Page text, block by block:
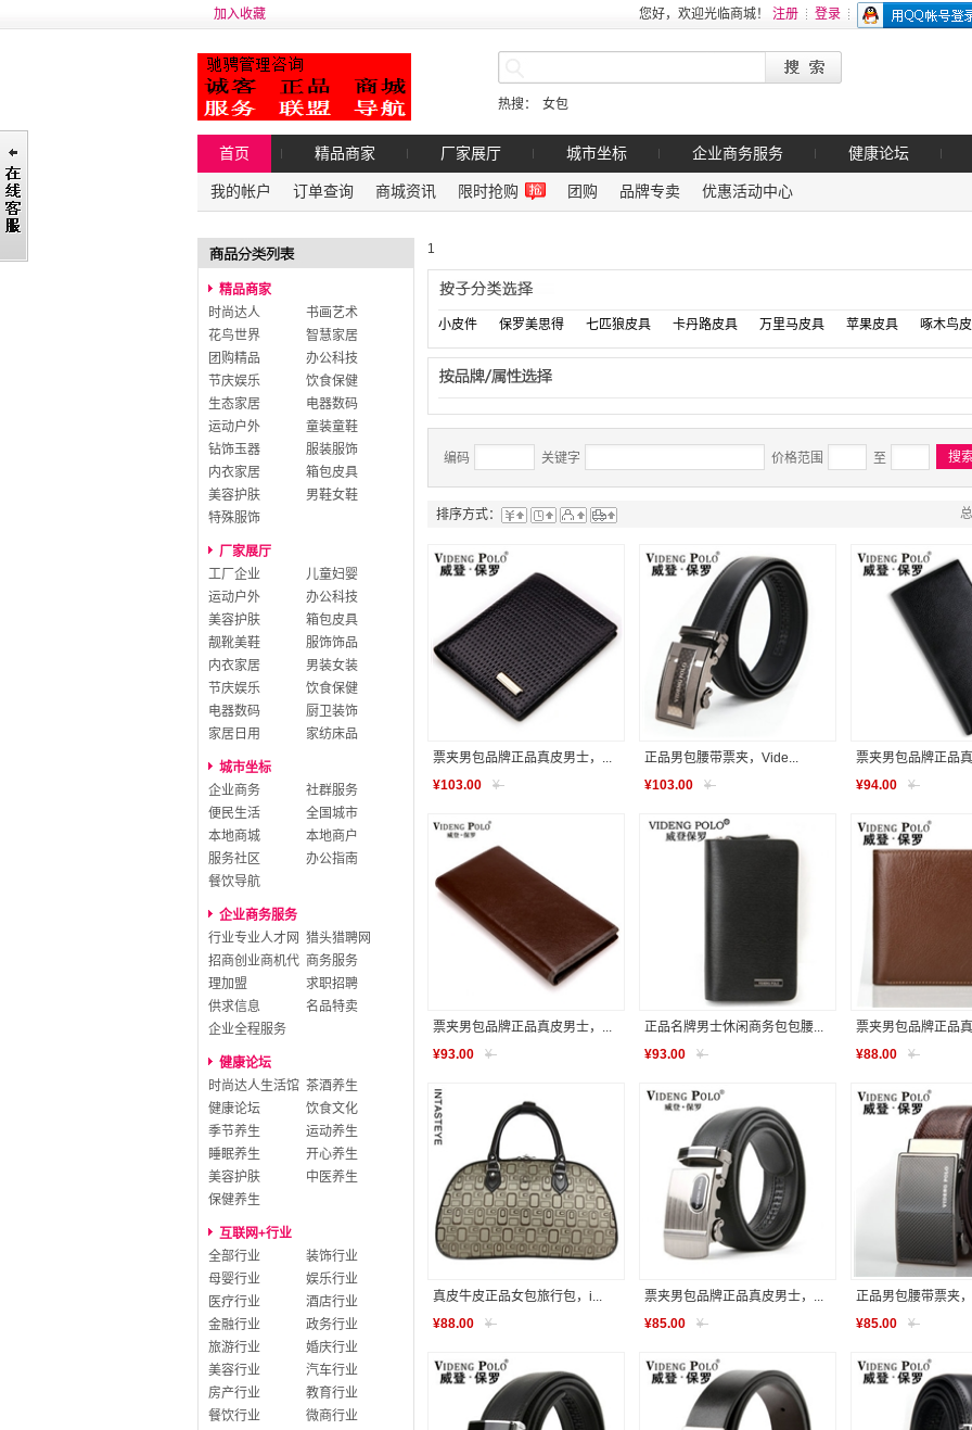
加入收藏 您好，欢迎光临商城！ 注册 登录
热搜： 女包
首页 精品商家 厂家展厅 城市坐标 企业商务服务 健康论坛
我的帐户 订单查询 商城资讯 限时抢购 团购 品牌专卖 优惠活动中心
精品商家
时尚达人
书画艺术
花鸟世界
智慧家居
团购精品
办公科技
节庆娱乐
饮食保健
生态家居
电器数码
运动户外
童装童鞋
钻饰玉器
服装服饰
内衣家居
箱包皮具
美容护肤
男鞋女鞋
特殊服饰
厂家展厅
工厂企业
儿童妇婴
运动户外
办公科技
美容护肤
箱包皮具
靓靴美鞋
服饰饰品
内衣家居
男装女装
节庆娱乐
饮食保健
电器数码
厨卫装饰
家居日用
家纺床品
城市坐标
企业商务
社群服务
便民生活
全国城市
本地商城
本地商户
服务社区
办公指南
餐饮导航
企业商务服务
行业专业人才网 猎头猎聘网
招商创业商机代
理加盟
商务服务
求职招聘
供求信息
名品特卖
企业全程服务
健康论坛
时尚达人生活馆 茶酒养生
健康论坛
饮食文化
季节养生
运动养生
睡眠养生
开心养生
美容护肤
中医养生
保健养生
互联网+行业
全部行业
装饰行业
母婴行业
娱乐行业
医疗行业
酒店行业
金融行业
政务行业
旅游行业
婚庆行业
美容行业
汽车行业
房产行业
教育行业
餐饮行业
微商行业
1
小皮件 保罗美思得 七匹狼皮具 卡丹路皮具 万里马皮具 苹果皮具 啄木鸟
编码 关键字 价格范围 至
排序方式：
票夹男包品牌正品真皮男士，...
¥103.00 ¥-
正品男包腰带票夹，Vide...
¥103.00 ¥-
票夹男包品牌正品
¥94.00 ¥-
票夹男包品牌正品真皮男士，...
¥93.00 ¥-
正品名牌男士休闲商务包包腰...
¥93.00 ¥-
票夹男包品牌正品
¥88.00 ¥-
真皮牛皮正品女包旅行包，i...
¥88.00 ¥-
票夹男包品牌正品真皮男士，...
¥85.00 ¥-
正品男包腰带票夹
¥85.00 ¥-